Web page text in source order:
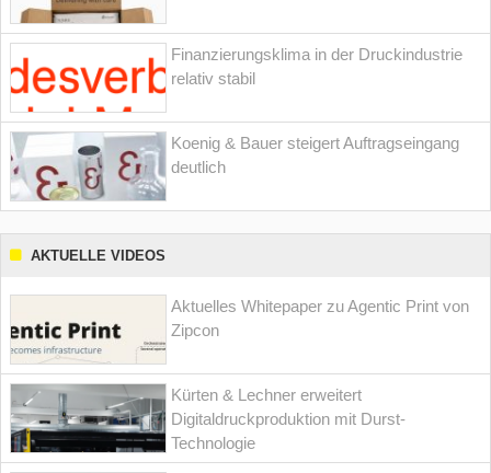
Finanzierungsklima in der Druckindustrie
relativ stabil
Koenig & Bauer steigert Auftragseingang
deutlich
AKTUELLE VIDEOS
Aktuelles Whitepaper zu Agentic Print von
Zipcon
Kürten & Lechner erweitert
Digitaldruckproduktion mit Durst-
Technologie